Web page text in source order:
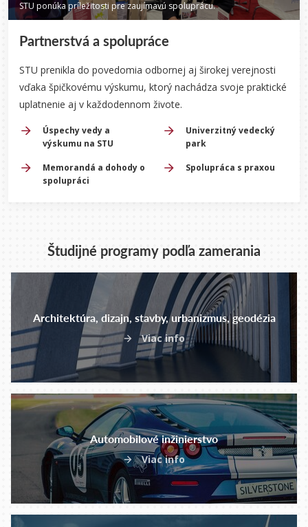
Partnerstvá a spolupráce
STU prenikla do povedomia odbornej aj širokej verejnosti
vďaka špičkovému výskumu, ktorý nachádza svoje praktické
uplatnenie aj v každodennom živote.
Úspechy vedy a
výskumu na STU
Memorandá a dohody o
spolupráci
Univerzitný vedecký
park
Spolupráca s praxou
STU ponúka príležitosti pre zaujímavú spoluprácu.
Študijné programy podľa zamerania
Architektúra, dizajn, stavby, urbanizmus, geodézia
Viac info
Automobilové inžinierstvo
Viac info